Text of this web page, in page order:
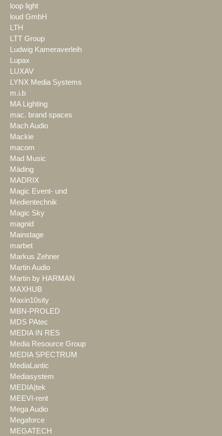
loop light
loud GmbH
LTH
LTT Group
Ludwig Kameraverleih
Lupax
LUXAV
LYNX Media Systems
m.i.b
MA Lighting
mac. brand spaces
Mach Audio
Mackie
macom
Mad Music
Mäding
MADRIX
Magic Event- und
Medientechnik
Magic Sky
magnid
Mainstage
marbet
Markus Zehner
Martin Audio
Martin by HARMAN
MAXHUB
Maxin10sity
MBN-PROLED
MDS PAtec
MEDIA IN RES
Media Resource Group
MEDIA SPECTRUM
MediaLantic
Mediasystem
MEDIA|tek
MEEVI-rent
Mega Audio
Megaforce
MEGATECH